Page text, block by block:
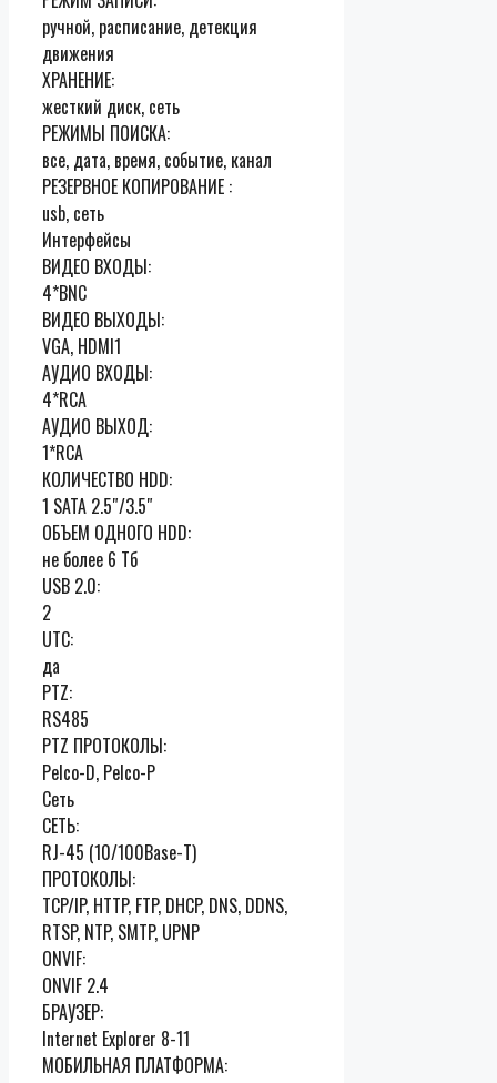
ручной, расписание, детекция
движения
ХРАНЕНИЕ:
жесткий диск, сеть
РЕЖИМЫ ПОИСКА:
все, дата, время, событие, канал
РЕЗЕРВНОЕ КОПИРОВАНИЕ :
usb, сеть
Интерфейсы
ВИДЕО ВХОДЫ:
4*BNC
ВИДЕО ВЫХОДЫ:
VGA, HDMI1
АУДИО ВХОДЫ:
4*RCA
АУДИО ВЫХОД:
1*RCA
КОЛИЧЕСТВО HDD:
1 SATA 2.5″/3.5″
ОБЪЕМ ОДНОГО HDD:
не более 6 Тб
USB 2.0:
2
UTC:
да
PTZ:
RS485
PTZ ПРОТОКОЛЫ:
Pelco-D, Pelco-P
Сеть
СЕТЬ:
RJ-45 (10/100Base-T)
ПРОТОКОЛЫ:
TCP/IP, HTTP, FTP, DHCP, DNS, DDNS,
RTSP, NTP, SMTP, UPNP
ONVIF:
ONVIF 2.4
БРАУЗЕР:
Internet Explorer 8-11
МОБИЛЬНАЯ ПЛАТФОРМА: